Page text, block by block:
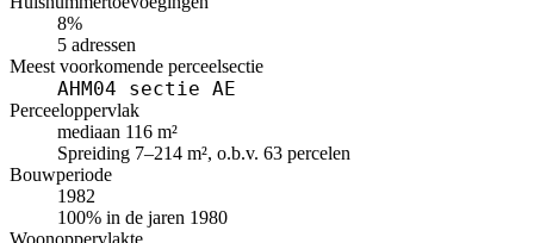
8%
5 adressen
Meest voorkomende perceelsectie
AHM04 sectie AE
Perceeloppervlak
mediaan 116 m²
Spreiding 7–214 m², o.b.v. 63 percelen
Bouwperiode
1982
100% in de jaren 1980